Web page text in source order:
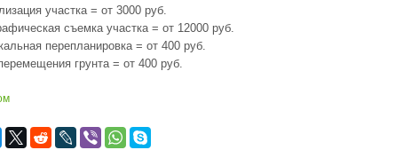
участка = от 3000 руб.
съемка участка = от 12000 руб.
перепланировка = от 400 руб.
грунта = от 400 руб.